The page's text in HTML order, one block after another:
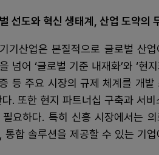
선도와 혁신 생태계, 산업 도약의
기산업은 본질적으로 글로벌 산
넘어 ‘글로벌 기준 내재화’와 ‘
등 주요 시장의 규제 체계를 개발
다. 또한 현지 파트너십 구축과 서
필요하다. 특히 신흥 시장에서는
통합 솔루션을 제공할 수 있는 기